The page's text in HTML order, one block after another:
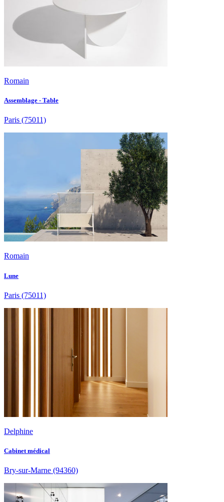
Romain
Assemblage - Table
Paris (75011)
Romain
Lune
Paris (75011)
Delphine
Cabinet médical
Bry-sur-Marne (94360)